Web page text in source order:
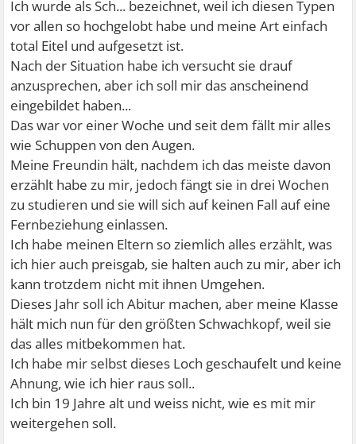
Ich wurde als Sch... bezeichnet, weil ich diesen Typen
vor allen so hochgelobt habe und meine Art einfach
total Eitel und aufgesetzt ist.
Nach der Situation habe ich versucht sie drauf
anzusprechen, aber ich soll mir das anscheinend
eingebildet haben...
Das war vor einer Woche und seit dem fällt mir alles
wie Schuppen von den Augen.
Meine Freundin hält, nachdem ich das meiste davon
erzählt habe zu mir, jedoch fängt sie in drei Wochen
zu studieren und sie will sich auf keinen Fall auf eine
Fernbeziehung einlassen.
Ich habe meinen Eltern so ziemlich alles erzählt, was
ich hier auch preisgab, sie halten auch zu mir, aber ich
kann trotzdem nicht mit ihnen Umgehen.
Dieses Jahr soll ich Abitur machen, aber meine Klasse
hält mich nun für den größten Schwachkopf, weil sie
das alles mitbekommen hat.
Ich habe mir selbst dieses Loch geschaufelt und keine
Ahnung, wie ich hier raus soll..
Ich bin 19 Jahre alt und weiss nicht, wie es mit mir
weitergehen soll.